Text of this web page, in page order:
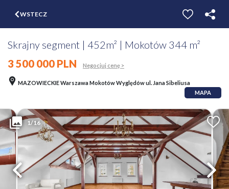
WSTECZ
Skrajny segment | 452m² | Mokotów 344 m²
3 500 000 PLN
Negocjuj cenę >
MAZOWIECKIE Warszawa Mokotów Wyględów ul. Jana Sibeliusa
MAPA
1/16